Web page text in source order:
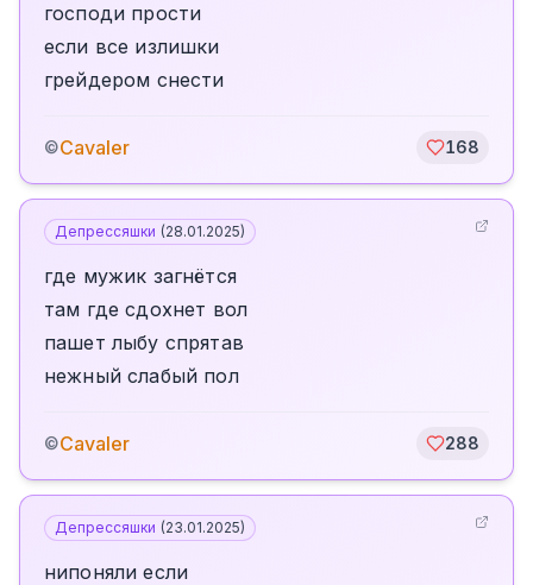
господи прости
если все излишки
грейдером снести
©Cavaler 168
Депрессяшки (28.01.2025)
где мужик загнётся
там где сдохнет вол
пашет лыбу спрятав
нежный слабый пол
©Cavaler 288
Депрессяшки (23.01.2025)
нипоняли если